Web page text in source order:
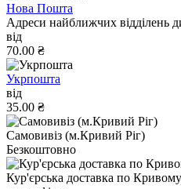
Нова Пошта
Адреси найближчих відділень
від
70.00 ₴
Укрпошта
від
35.00 ₴
Самовивіз (м.Кривий Ріг)
Безкоштовно
Кур'єрська доставка по